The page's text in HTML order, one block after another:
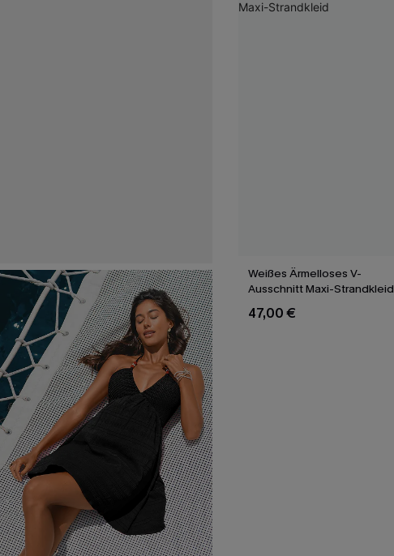
Weißes Ärmelloses V-
Ausschnitt Maxi-Strandkleid
47,00 €